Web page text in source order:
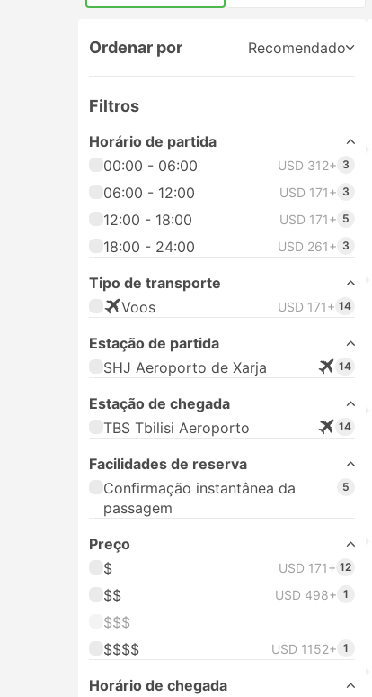
Ordenar por Recomendado
Filtros
Horário de partida
00:00 - 06:00
USD 312+ 3
06:00 - 12:00 USD 171+ 3
12:00 - 18:00 USD 171+ 5
18:00 - 24:00 USD 261+ 3
Tipo de transporte
Voos
USD 171+ 14
Estação de partida
SHJ Aeroporto de Xarja
14
Estação de chegada
TBS Tbilisi Aeroporto
14
Facilidades de reserva
Confirmação instantânea da
passagem
5
Preço
$
USD 171+ 12
$$ USD 498+ 1
$$$
$$$$
USD 1152+ 1
Horário de chegada